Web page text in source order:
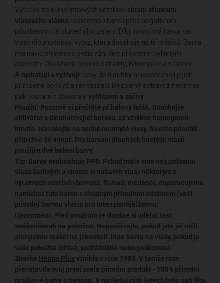
Výtažek ze slunečnicových semínek chrání strukturu
vlasového vlákna i samotnou barvu před negativním
působením UV slunečního záření. Díky tomu má barva na
vlasy dlouhodobou výdrž, která dosahuje až tří měsíců. Barva
má navíc příjemnou svěží vůni díky přírodním bylinným
esencím. Obsažené bylinné extrakty, B komplex a vitamin
A hydratují a vyživují vlasy do hloubky a napomáhají jejich
přirozené obnově a revitalizaci. Bezbarvý extrakt z henny se
pak postará o dokonalé vyhlazení a zářivý
Použití: Pozorně si přečtěte příbalový leták. Smíchejte
aktivátor s dlouhotrvající barvou, až vznikne homogenní
hmota. Nanášejte na suché neumyté vlasy. Nechte působit
přibližně 30 minut. Pro barvení dlouhých hustých vlasů
použijte dvě balení barvy.
Tip: Barva neobsahuje PPD. Pokud máte více než polovinu
vlasů šedivých a chcete si nabarvit vlasy některým z
výrazných odstínů (červená, fialová, měděná), doporučujeme
namíchat tuto barvu s vhodným přírodním odstínem (vaší
původní barvou vlasů) pro intenzivnější barvu.
Upozornění: Před použitím je vhodné si udělat test
snášenlivosti na pokožce. Nepoužívejte, pokud jste již měli
alergickou reakci na jakoukoli jinou barvu na vlasy, pokud je
vaše pokožka citlivá, podrážděná nebo poškozená.
Značka Henna Plus vznikla v roce 1985. V témže roce
představila svůj první zcela přírodní produkt - 100% přírodní
práškové barvy s hennou. V následujících letech byla nabídka